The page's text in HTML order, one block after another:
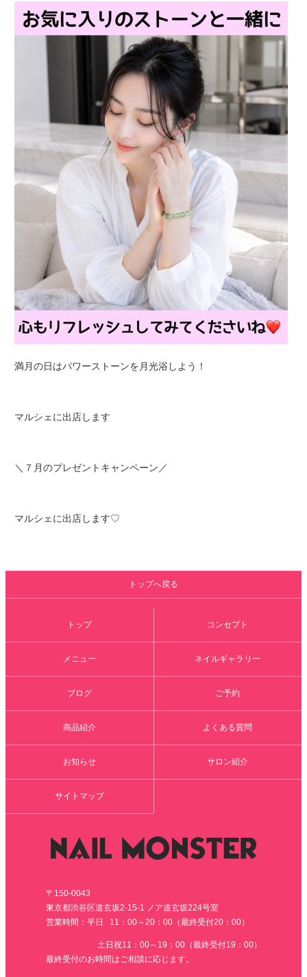
満月の日はパワーストーンを月光浴しよう！
マルシェに出店します
＼７月のプレゼントキャンペーン／
マルシェに出店します♡
トップへ戻る
トップ コンセプト
メニュー ネイルギャラリー
ブログ ご予約
商品紹介 よくある質問
お知らせ サロン紹介
サイトマップ
〒150-0043
東京都渋谷区道玄坂2-15-1 ノア道玄坂224号室
営業時間：平日 11：00～20：00（最終受付20：00）
土日祝11：00～19：00（最終受付19：00）
最終受付のお時間はご相談に応じます。